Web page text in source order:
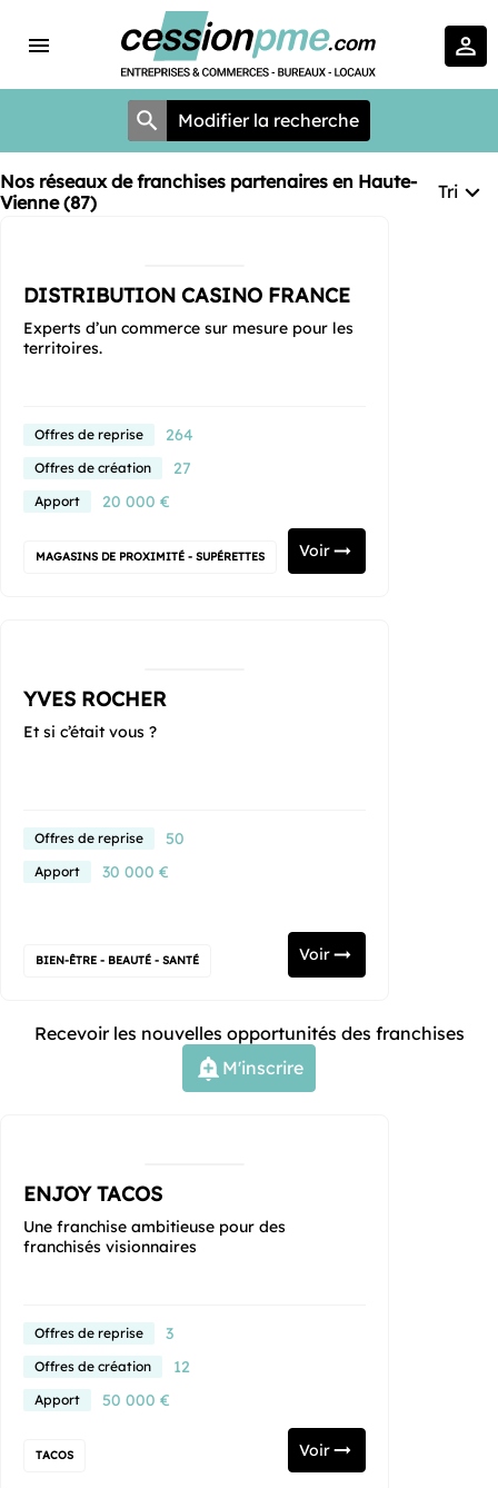
Modifier la recherche
Nos réseaux de franchises partenaires en Haute-
Vienne (87)
Tri
Recevoir les nouvelles opportunités des franchises
M'inscrire
DISTRIBUTION CASINO FRANCE
Experts d’un commerce sur mesure pour les
territoires.
Offres de reprise 264
Offres de création 27
Apport 20 000 €
MAGASINS DE PROXIMITÉ - SUPÉRETTES Voir
YVES ROCHER
Et si c’était vous ?
Offres de reprise 50
Apport 30 000 €
BIEN-ÊTRE - BEAUTÉ - SANTÉ Voir
ENJOY TACOS
Une franchise ambitieuse pour des
franchisés visionnaires
Offres de reprise 3
Offres de création 12
Apport 50 000 €
TACOS Voir